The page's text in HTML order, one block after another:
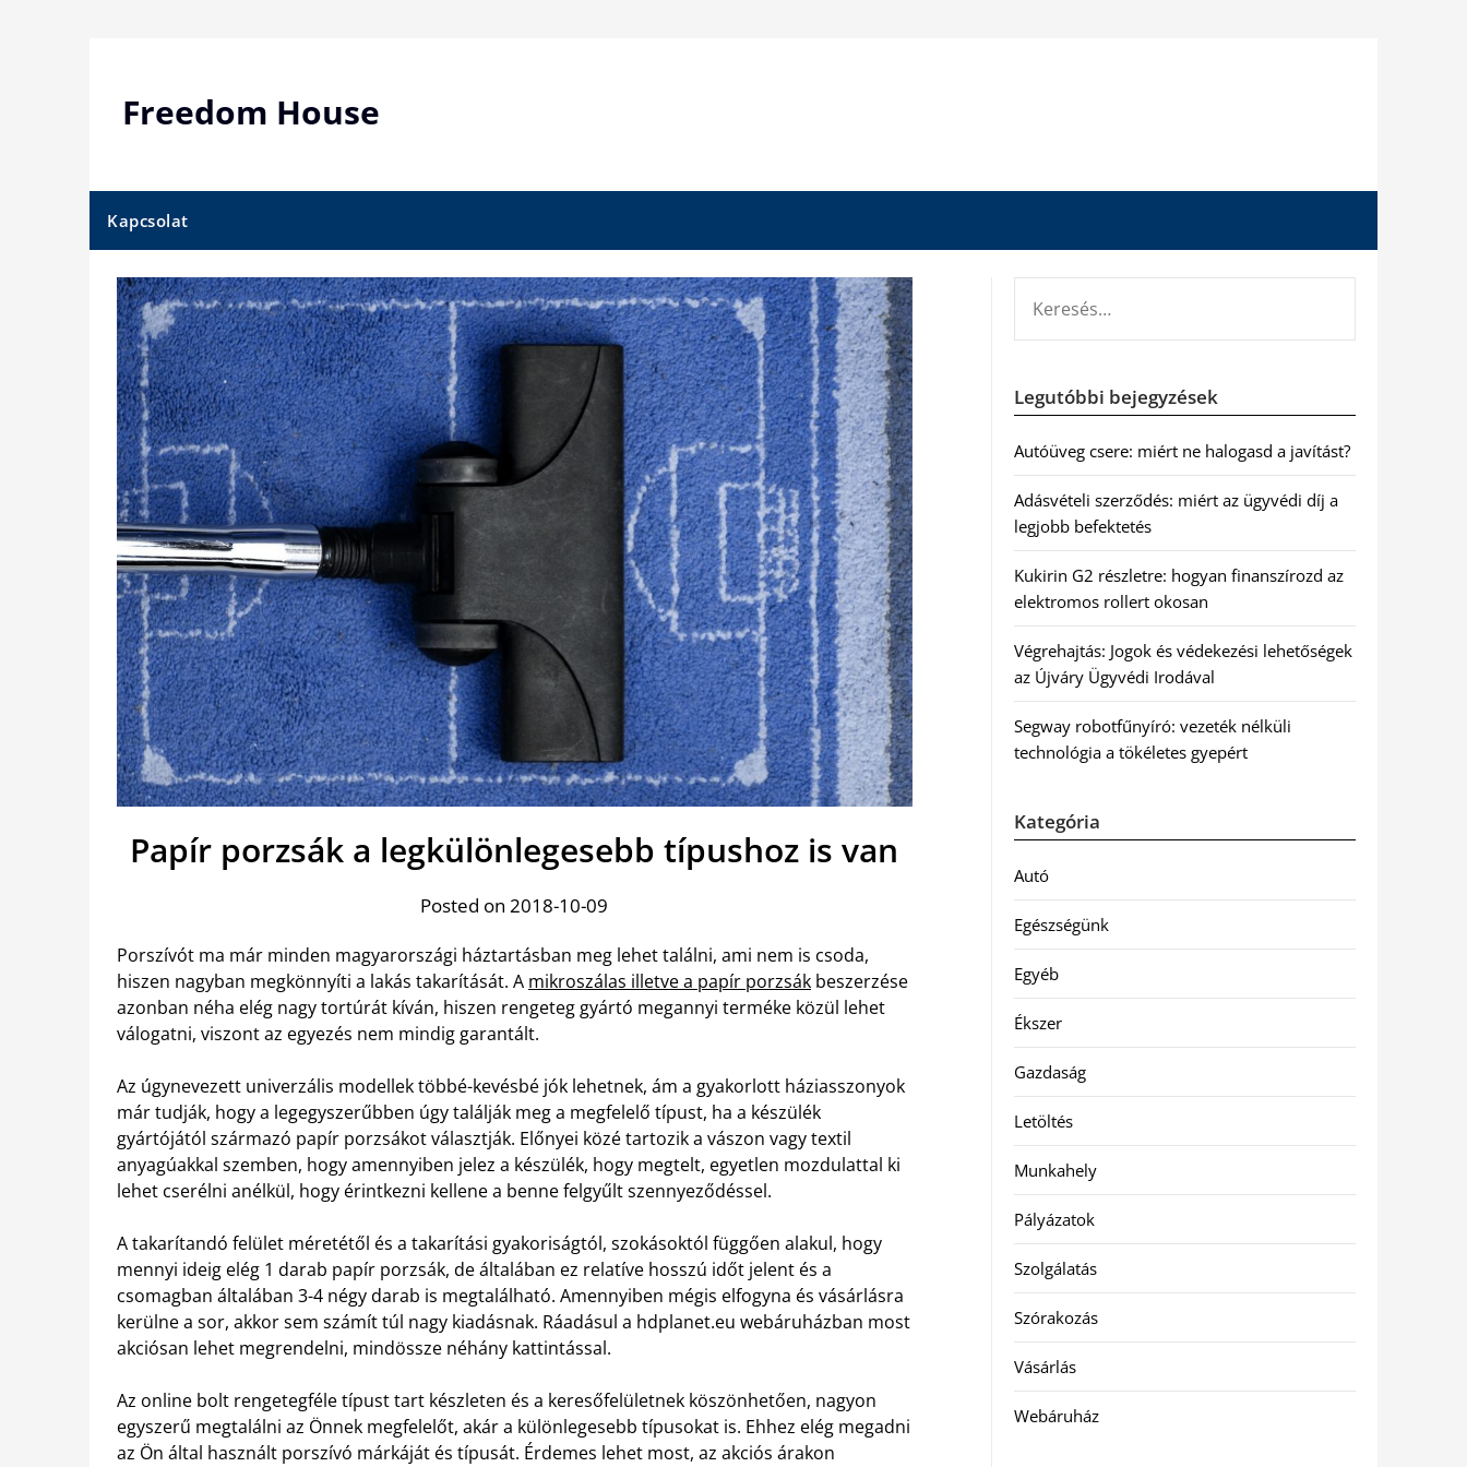
Freedom House
Kapcsolat
Papír porzsák a legkülönlegesebb típushoz is van
Posted on 2018-10-09
Porszívót ma már minden magyarországi háztartásban meg lehet találni, ami nem is csoda,
hiszen nagyban megkönnyíti a lakás takarítását. A mikroszálas illetve a papír porzsák beszerzése
azonban néha elég nagy tortúrát kíván, hiszen rengeteg gyártó megannyi terméke közül lehet
válogatni, viszont az egyezés nem mindig garantált.
Az úgynevezett univerzális modellek többé-kevésbé jók lehetnek, ám a gyakorlott háziasszonyok
már tudják, hogy a legegyszerűbben úgy találják meg a megfelelő típust, ha a készülék
gyártójától származó papír porzsákot választják. Előnyei közé tartozik a vászon vagy textil
anyagúakkal szemben, hogy amennyiben jelez a készülék, hogy megtelt, egyetlen mozdulattal ki
lehet cserélni anélkül, hogy érintkezni kellene a benne felgyűlt szennyeződéssel.
A takarítandó felület méretétől és a takarítási gyakoriságtól, szokásoktól függően alakul, hogy
mennyi ideig elég 1 darab papír porzsák, de általában ez relatíve hosszú időt jelent és a
csomagban általában 3-4 négy darab is megtalálható. Amennyiben mégis elfogyna és vásárlásra
kerülne a sor, akkor sem számít túl nagy kiadásnak. Ráadásul a hdplanet.eu webáruházban most
akciósan lehet megrendelni, mindössze néhány kattintással.
Az online bolt rengetegféle típust tart készleten és a keresőfelületnek köszönhetően, nagyon
egyszerű megtalálni az Önnek megfelelőt, akár a különlegesebb típusokat is. Ehhez elég megadni
az Ön által használt porszívó márkáját és típusát. Érdemes lehet most, az akciós árakon
Legutóbbi bejegyzések
Autóüveg csere: miért ne halogasd a javítást?
Adásvételi szerződés: miért az ügyvédi díj a
legjobb befektetés
Kukirin G2 részletre: hogyan finanszírozd az
elektromos rollert okosan
Végrehajtás: Jogok és védekezési lehetőségek
az Újváry Ügyvédi Irodával
Segway robotfűnyíró: vezeték nélküli
technológia a tökéletes gyepért
Kategória
Autó
Egészségünk
Egyéb
Ékszer
Gazdaság
Letöltés
Munkahely
Pályázatok
Szolgálatás
Szórakozás
Vásárlás
Webáruház